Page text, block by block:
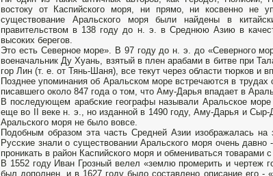
востоку от Каспийского моря, ни прямо, ни косвенно не
существование Аральского моря были найдены в
правительством в 138 году до н. э. в Среднюю Азию в
высоких берегов.
Это есть Северное море». В 97 году до н. э. до «Северного
военачальник Ду Хуань, взятый в плен арабами в битве при
гор Лин (т. е. от Тянь-Шаня), все текут через области тюрков и
Позднее упоминания об Аральском море встречаются в трудах
писавшего около 847 года о том, что Аму-Дарья впадает в
В последующем арабские географы называли Аральское
еще во II веке н. э., но изданной в 1490 году, Аму-Дарья и
Аральского моря не было вовсе.
Подобным образом эта часть Средней Азии изображалась на
Русские знали о существовании Аральского моря очень
проникать в район Каспийского моря и обмениваться товарами
В 1552 году Иван Грозный велел «землю промерить и чертеж
был дополнен, и в 1627 году было составлено описание его -